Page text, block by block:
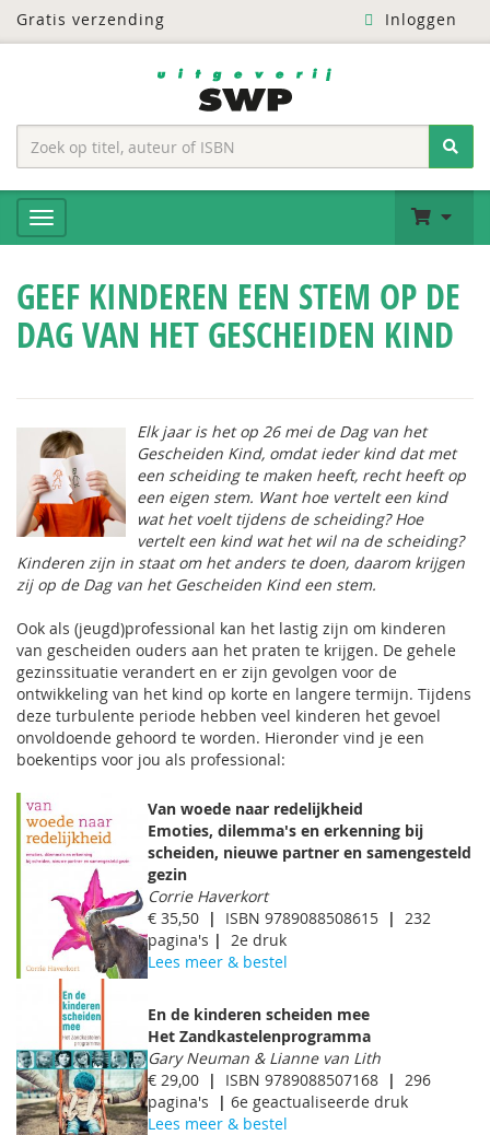
Gratis verzending Inloggen
GEEF KINDEREN EEN STEM OP DE
DAG VAN HET GESCHEIDEN KIND
Elk jaar is het op 26 mei de Dag van het
Gescheiden Kind, omdat ieder kind dat met
een scheiding te maken heeft, recht heeft op
een eigen stem. Want hoe vertelt een kind
wat het voelt tijdens de scheiding? Hoe
vertelt een kind wat het wil na de scheiding?
Kinderen zijn in staat om het anders te doen, daarom krijgen
zij op de Dag van het Gescheiden Kindeen stem.
Ook als (jeugd)professional kan het lastig zijn om kinderen
van gescheiden ouders aan het praten te krijgen. De gehele
gezinssituatie verandert en er zijn gevolgen voor de
ontwikkeling van het kind op korte en langere termijn. Tijdens
deze turbulente periode hebben veel kinderen het gevoel
onvoldoende gehoord te worden. Hieronder vind je een
boekentips voor jou als professional:
Van woede naar redelijkheid
Emoties, dilemma's en erkenning bij
scheiden, nieuwe partner en samengesteld
gezin
Corrie Haverkort
€ 35,50 | ISBN 9789088508615 | 232
pagina's | 2e druk
Lees meer & bestel
En de kinderen scheiden mee
Het Zandkastelenprogramma
Gary Neuman & Lianne van Lith
€ 29,00 | ISBN 9789088507168 | 296
pagina's
| 6e geactualiseerde druk
Lees meer & bestel